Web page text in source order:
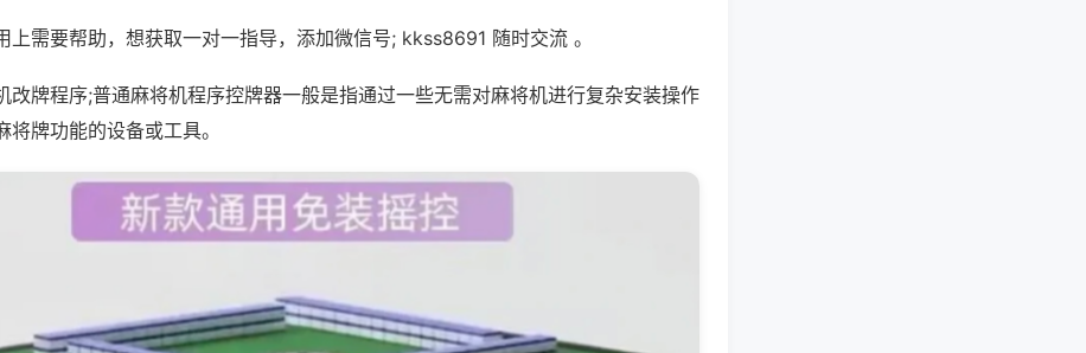
上需要帮助，想获取一对一指导，添加微信号; kkss8691 随时交流 。
改牌程序;普通麻将机程序控牌器一般是指通过一些无需对麻将机进行复杂安装操作
将牌功能的设备或工具。